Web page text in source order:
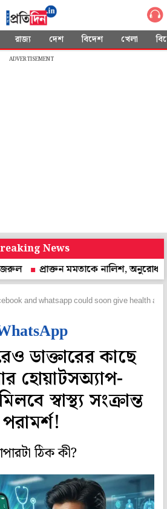
রাজ্য দেশ বিদেশ খেলা
ADVERTISEMENT
News
প্রাক্তন মমতাকে নালিশ, অনুরোধ করে চিঠি!
and whatsapp could soon give health
ডাক্তারের কাছে
হোয়াটসঅ্যাপ-
স্বাস্থ্য সংক্রান্ত
পরামর্শ!
ঠিক কী?